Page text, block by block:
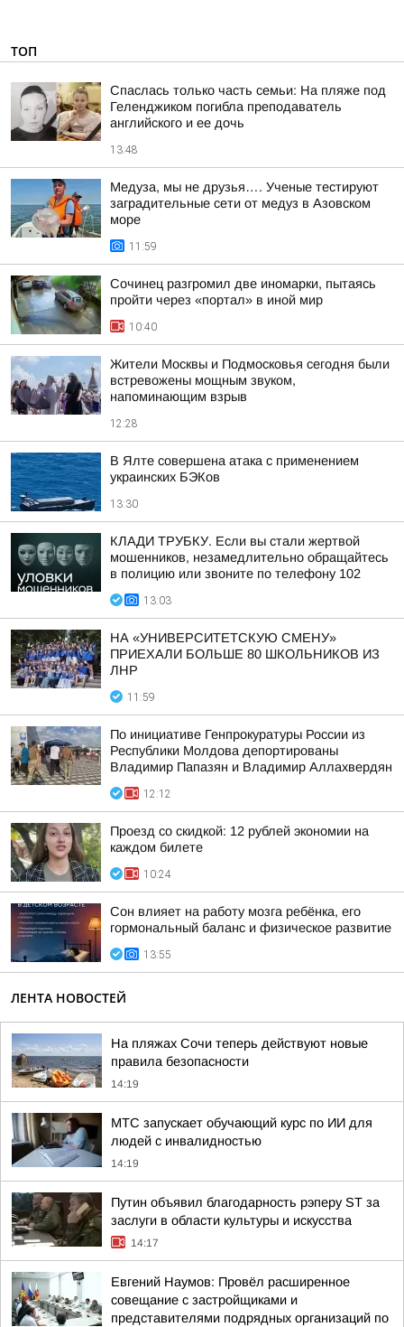
ТОП
Спаслась только часть семьи: На пляже под
Геленджиком погибла преподаватель
английского и ее дочь
13:48
Медуза, мы не друзья…. Ученые тестируют
заградительные сети от медуз в Азовском
море
11:59
Сочинец разгромил две иномарки, пытаясь
пройти через «портал» в иной мир
10:40
Жители Москвы и Подмосковья сегодня были
встревожены мощным звуком,
напоминающим взрыв
12:28
В Ялте совершена атака с применением
украинских БЭКов
13:30
КЛАДИ ТРУБКУ. Если вы стали жертвой
мошенников, незамедлительно обращайтесь
в полицию или звоните по телефону 102
13:03
НА «УНИВЕРСИТЕТСКУЮ СМЕНУ»
ПРИЕХАЛИ БОЛЬШЕ 80 ШКОЛЬНИКОВ ИЗ
ЛНР
11:59
По инициативе Генпрокуратуры России из
Республики Молдова депортированы
Владимир Папазян и Владимир Аллахвердян
12:12
Проезд со скидкой: 12 рублей экономии на
каждом билете
10:24
Сон влияет на работу мозга ребёнка, его
гормональный баланс и физическое развитие
13:55
ЛЕНТА НОВОСТЕЙ
На пляжах Сочи теперь действуют новые
правила безопасности
14:19
МТС запускает обучающий курс по ИИ для
людей с инвалидностью
14:19
Путин объявил благодарность рэперу ST за
заслуги в области культуры и искусства
14:17
Евгений Наумов: Провёл расширенное
совещание с застройщиками и
представителями подрядных организаций по